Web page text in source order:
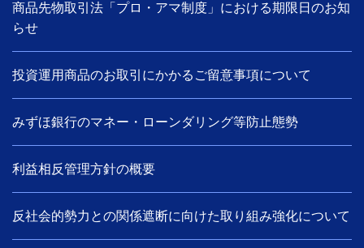
商品先物取引法「プロ・アマ制度」における期限日のお知
らせ
投資運用商品のお取引にかかるご留意事項について
みずほ銀行のマネー・ローンダリング等防止態勢
利益相反管理方針の概要
反社会的勢力との関係遮断に向けた取り組み強化について